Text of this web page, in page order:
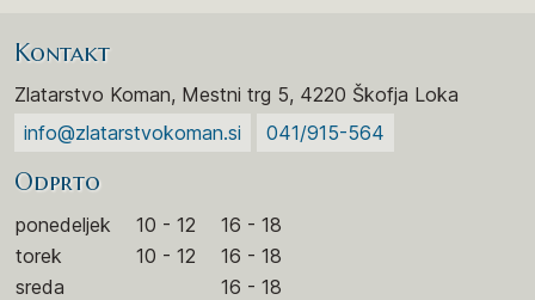
Kontakt
Zlatarstvo Koman, Mestni trg 5, 4220 Škofja Loka
info@zlatarstvokoman.si
041/915-564
Odprto
ponedeljek 10 - 12
16 - 18
torek
10 - 12
16 - 18
sreda
16 - 18